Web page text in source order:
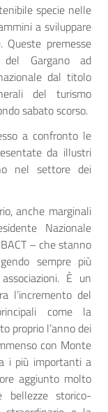
specie nelle
a sviluppare
premesse
Gargano ad
dal titolo
del turismo
sabato scorso.
a confronto le
da illustri
nel settore dei
anche marginali
Nazionale
– che stanno
sempre più
È un
l’incremento del
come la
proprio l’anno dei
con Monte
i più importanti a
aggiunto molto
storico-